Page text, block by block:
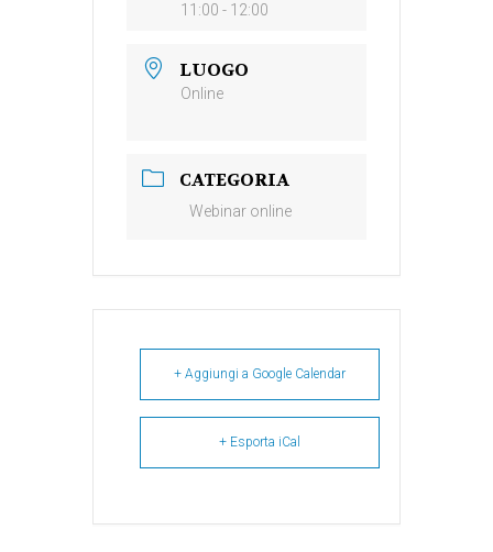
11:00 - 12:00
LUOGO
Online
CATEGORIA
Webinar online
+ Aggiungi a Google Calendar
+ Esporta iCal